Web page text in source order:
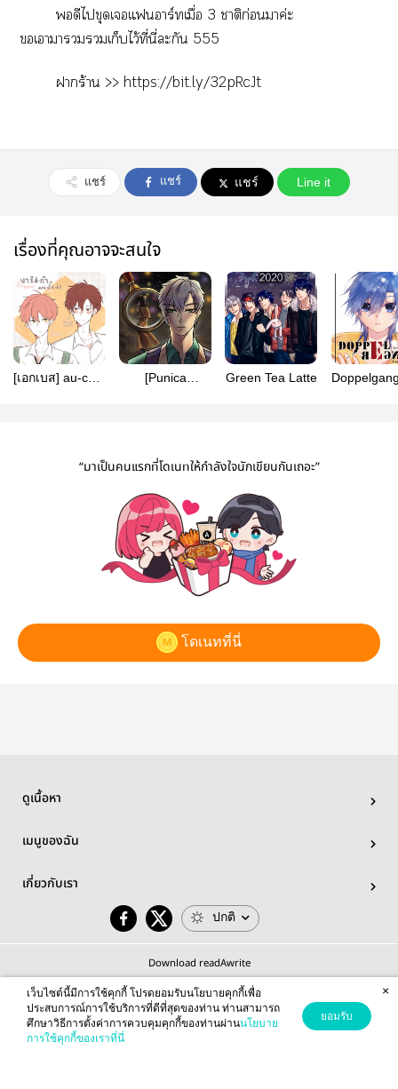
ดีไขุดเแาร์ทเมื่อ 3 าติก่อนาค่ะ
เาาววมเก็บไว้ที่นี่ะกัน 555
าร้าน >> https://bit.ly/32pRcJt
แชร์ แชร์ แชร์ Line it
เรื่องที่คุณอาจจะสนใจ
[เอกเบส] au-cafe
[Punica
Green Tea Latte
“มาเป็นคนแรกที่โดเนทให้กำลังใจนักเขียนกันเถอะ”
โดเนทที่นี่
ดูเนื้อหา
เมนูของฉัน
เกี่ยวกับเรา
ปกติ
Download readAwrite
© 2026 readAwrite.com by MEB Corporation Public Company Limited
This site is protected by reCAPTCHA and the Google
เว็บไซต์นี้มีการใช้คุกกี้ โปรดยอมรับนโยบายคุกกี้เพื่อ
ประสบการณ์การใช้บริการที่ดีที่สุดของท่าน ท่านสามารถ
ศึกษาวิธีการตั้งค่าการควบคุมคุกกี้ของท่านผ่านนโยบาย
การใช้คุกกี้ของเราที่นี่
ยอมรับ
×